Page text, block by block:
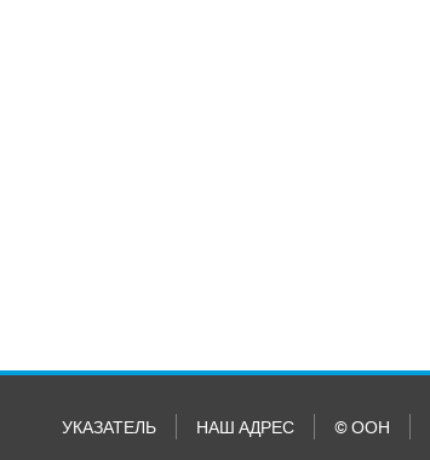
УКАЗАТЕЛЬ НАШ АДРЕС © ООН